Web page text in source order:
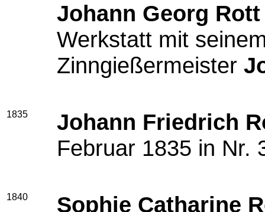
Johann Georg Rott
Werkstatt mit
Zinngießermeister
1835
Johann Friedrich
Februar 1835 in Nr.
1840
Sophie Catharine